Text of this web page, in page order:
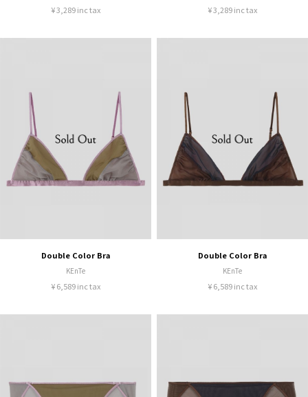
¥ 3,289 inc tax ¥ 3,289 inc tax
Double Color Bra
KEnTe
¥ 6,589 inc tax
Double Color Bra
KEnTe
¥ 6,589 inc tax